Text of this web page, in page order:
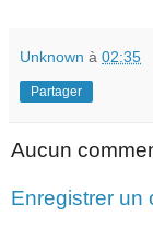
Unknown à 02:35
Partager
Aucun
Enregistrer un